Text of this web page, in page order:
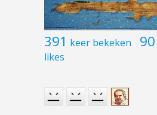
391 keer bekeken 90
likes